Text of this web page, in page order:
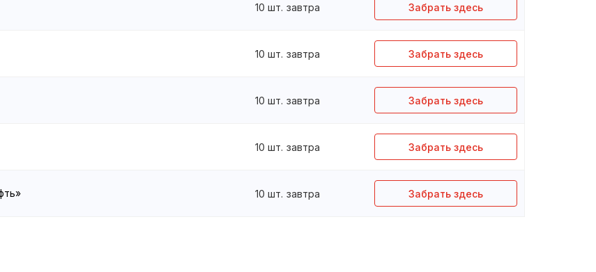
10 шт. завтра Забрать здесь
10 шт. завтра Забрать здесь
10 шт. завтра Забрать здесь
10 шт. завтра Забрать здесь
10 шт. завтра Забрать здесь